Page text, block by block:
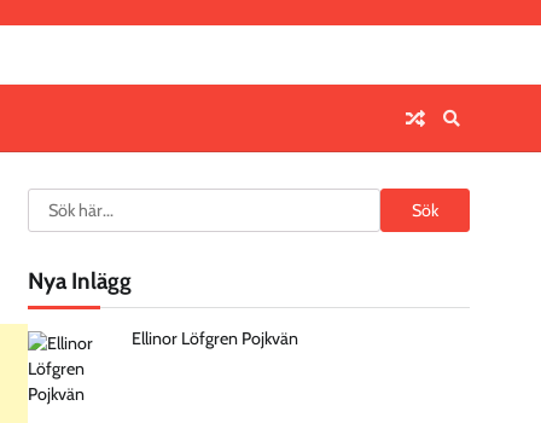
Search Sök
Nya Inlägg
Ellinor Löfgren Pojkvän